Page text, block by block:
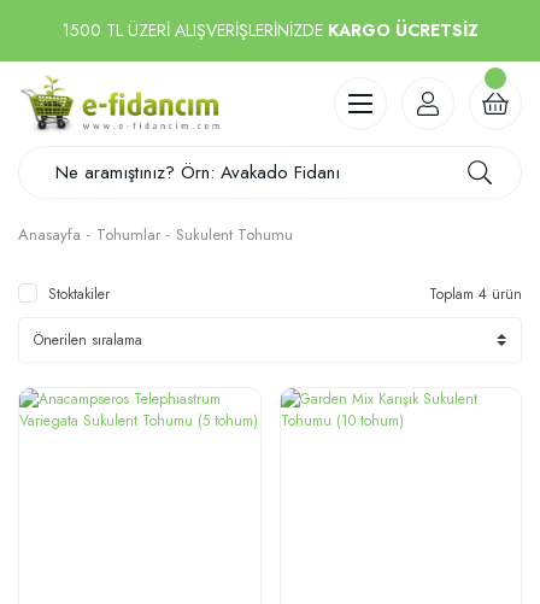
1500 TL ÜZERİ ALIŞVERİŞLERİNİZDE KARGO ÜCRETSİZ
Anasayfa Tohumlar Sukulent Tohumu
Stoktakiler Toplam 4 ürün